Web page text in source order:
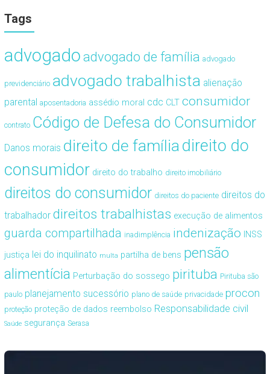
Tags
advogado advogado de família advogado
previdenciário advogado trabalhista alienação
parental aposentadoria assédio moral cdc CLT consumidor
contrato Código de Defesa do Consumidor
Danos morais direito de famíliadireito do
consumidor direito do trabalho direito imobiliário
direitos do consumidor direitos do paciente direitos do
trabalhador direitos trabalhistas execução de alimentos
guarda compartilhada inadimplência indenização INSS
justiça lei do inquilinato multa partilha de bens pensão
alimentícia Perturbação do sossego pirituba Pirituba são
paulo planejamento sucessório plano de saúde privacidade procon
proteção proteção de dados reembolso Responsabilidade civil
Saúde segurança Serasa